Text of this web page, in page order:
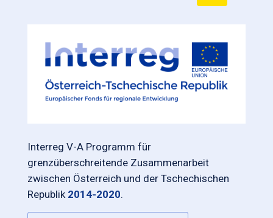
Interreg V-A Programm für
grenzüberschreitende Zusammenarbeit
zwischen Österreich und der Tschechischen
Republik 2014-2020.